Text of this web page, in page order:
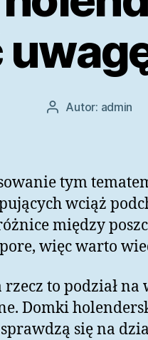
AutorAutor: admin
tym
wciąż
między
więc warto
to podział na
Domki
się na